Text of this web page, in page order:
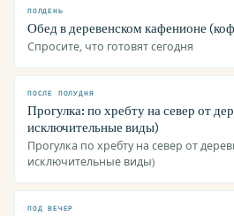
ПОЛДЕНЬ
Обед в деревенском кафенионе
Спросите, что готовят сегодня
ПОСЛЕ ПОЛУДНЯ
Прогулка: по хребту на север от
исключительные виды)
Прогулка по хребту на север от
исключительные виды)
ПОД ВЕЧЕР